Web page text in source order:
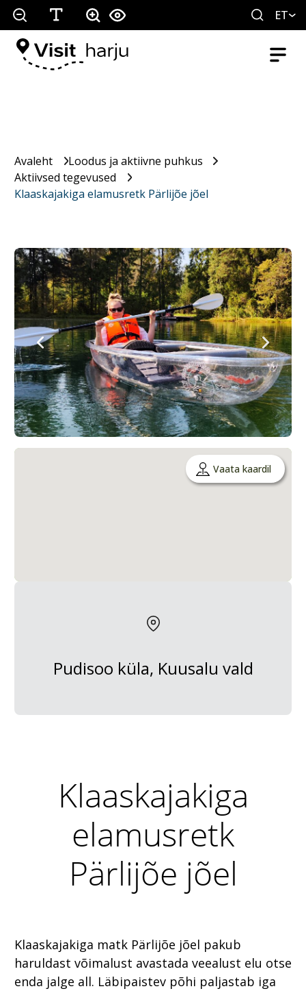
ET
Avaleht
Loodus ja aktiivne puhkus
Aktiivsed tegevused
Klaaskajakiga elamusretk Pärlijõe jõel
Vaata kaardil
Pudisoo küla, Kuusalu vald
Klaaskajakiga
elamusretk
Pärlijõe jõel
Klaaskajakiga matk Pärlijõe jõel pakub
haruldast võimalust avastada veealust elu otse
enda jalge all. Läbipaistev põhi paljastab iga